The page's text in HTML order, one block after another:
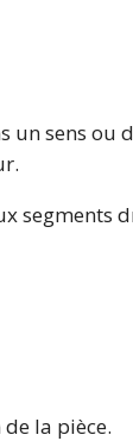
sens ou
segments
la pièce.